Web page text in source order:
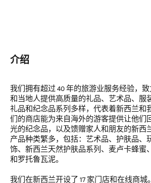
介绍
我们拥有超过 40 年的旅游业服务经验，
和当地人提供高质量的礼品、艺术品、服
礼品和纪念品系列多样，代表着新西兰和
们的商店能为来自海外的游客提供让他们
光的纪念品，以及馈赠家人和朋友的新西
产品种类繁多，包括：艺术品、护肤品、
饰、新西兰天然护肤品系列、麦卢卡蜂蜜
和罗托鲁瓦泥。
我们在新西兰开设了 17 家门店和在线商城